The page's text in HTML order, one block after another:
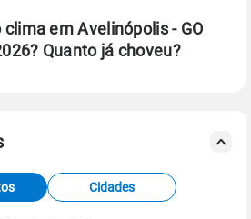
em Avelinópolis - GO
Quanto já choveu?
de estações
do Centro de Previsão
Cidades